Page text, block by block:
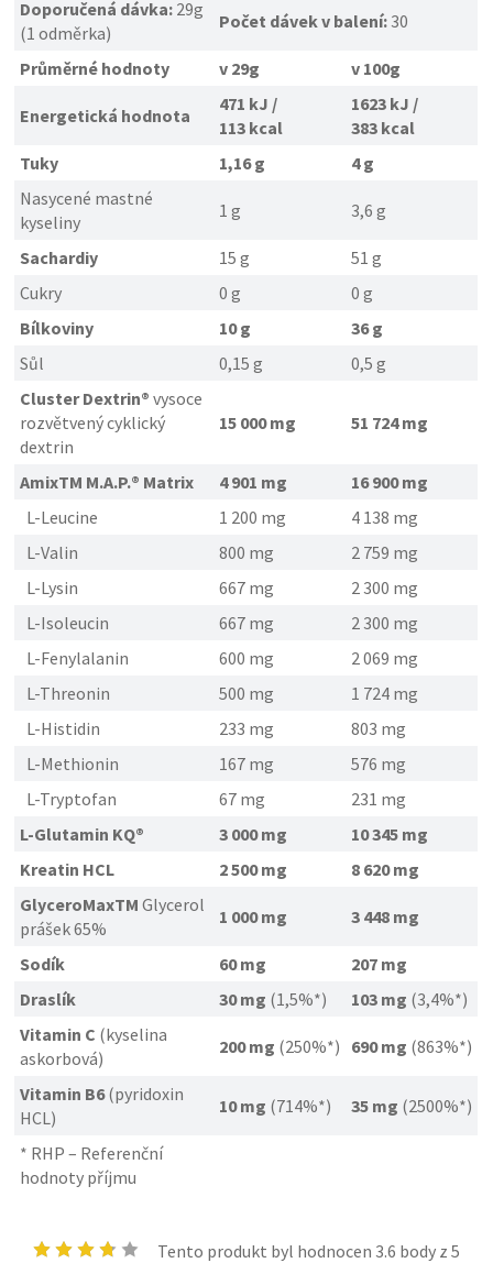
Doporučená dávka: 29g
(1 odměrka)
Počet dávek v balení:30
Průměrné hodnoty v 29g v 100g
Energetická hodnota
471 kJ /
113 kcal
1623 kJ /
383 kcal
Tuky
1,16 g
4 g
Nasycené mastné
kyseliny
1 g 3,6 g
Sachardiy 15 g
51 g
Cukry
0 g
0 g
Bílkoviny
10 g
36 g
Sůl
0,15 g
0,5 g
Cluster Dextrin®vysoce
rozvětvený cyklický
dextrin
15 000 mg 51 724 mg
AmixTM M.A.P.® Matrix 4 901 mg
16 900 mg
L-Leucine
1 200 mg
4 138 mg
L-Valin
800 mg
2 759 mg
L-Lysin
667 mg
2 300 mg
L-Isoleucin
667 mg
2 300 mg
L-Fenylalanin
600 mg
2 069 mg
L-Threonin
500 mg
1 724 mg
L-Histidin
233 mg
803 mg
L-Methionin
167 mg
576 mg
L-Tryptofan
67 mg
231 mg
L-Glutamin KQ®
3 000 mg
10 345 mg
Kreatin HCL
2 500 mg
8 620 mg
GlyceroMaxTM Glycerol
prášek 65%
1 000 mg 3 448 mg
Sodík 60 mg
207 mg
Draslík
30 mg (1,5%*) 103 mg (3,4%*)
Vitamin C (kyselina
askorbová)
200 mg (250%*) 690 mg (863%*)
Vitamin B6(pyridoxin
HCL)
10 mg (714%*) 35 mg (2500%*)
* RHP – Referenční
hodnoty příjmu
Tento produkt byl hodnocen 3.6 body z 5